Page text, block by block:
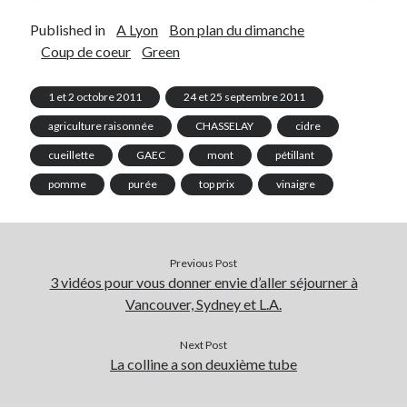
Published in A Lyon
Bon plan du dimanche
Coup de coeur
Green
1 et 2 octobre 2011 24 et 25 septembre 2011
agriculture raisonnée CHASSELAY cidre
cueillette GAEC mont pétillant
pomme purée top prix vinaigre
Previous Post
3 vidéos pour vous donner envie d’aller séjourner à
Vancouver, Sydney et L.A.
Next Post
La colline a son deuxième tube